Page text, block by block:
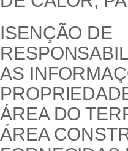
ISENÇÃO DE
AS
ÁREA DO
ÁREA